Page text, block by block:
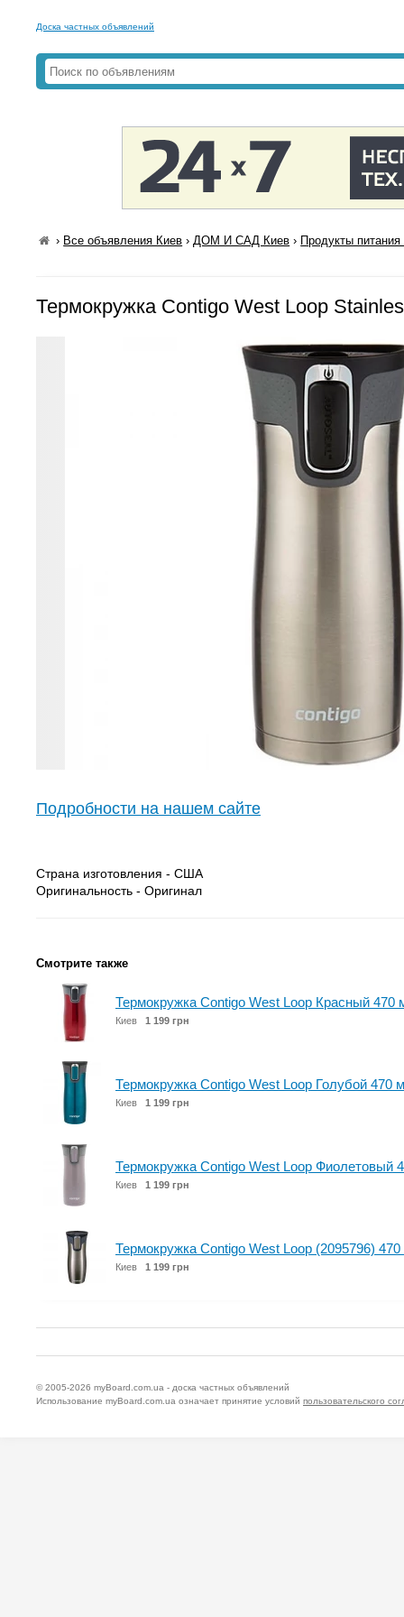
Доска частных объявлений
› Все объявления Киев ›ДОМ И САД Киев › Продукты
Термокружка Contigo West Loop
Подробности на нашем сайте
Страна изготовления - США
Оригинальность - Оригинал
Смотрите также
Термокружка Contigo West Loop Красный 470
Киев 1 199 грн
Термокружка Contigo West Loop Голубой 470
Киев 1 199 грн
Термокружка Contigo West Loop Фиолетовый
Киев 1 199 грн
Термокружка Contigo West Loop (2095796)
Киев 1 199 грн
© 2005-2026 myBoard.com.ua - доска частных объявлений
Использование myBoard.com.ua означает принятие условий пользовательского